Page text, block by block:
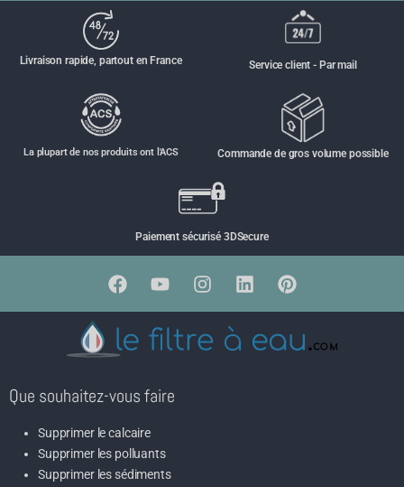
Livraison rapide, partout en France Service client - Par mail
La plupart de nos produits ont l'ACS Commande de gros volume possible
Paiement sécurisé 3DSecure
Que souhaitez-vous faire
Supprimer le calcaire
Supprimer les polluants
Supprimer les sédiments